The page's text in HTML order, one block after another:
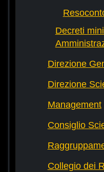
Decreti
Direzione
Direzione
Management
Consiglio
Collegio dei